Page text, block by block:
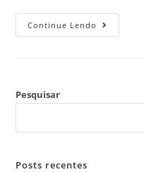
Continue Lendo
Pesquisar
Posts recentes